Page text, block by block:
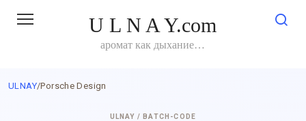
U L N A Y.com
аромат как дыхание…
ULNAY/Porsche Design
ULNAY / BATCH-CODE